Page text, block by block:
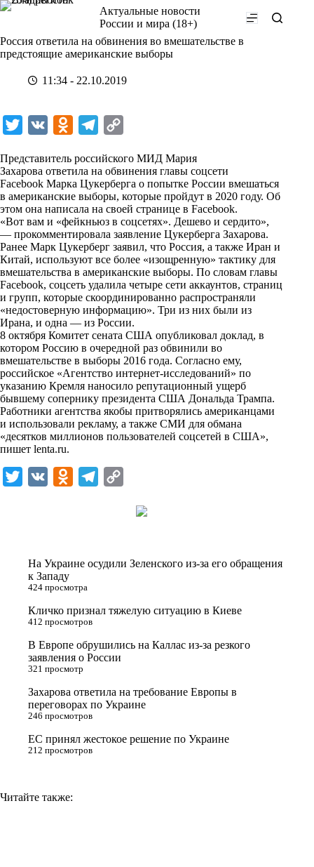
Перейти
Актуальные новости
России и мира (18+)
Россия ответила на обвинения во вмешательстве в
предстоящие американские выборы
11:34 - 22.10.2019
i
t
t
e
r
n
o
k
l
a
s
s
n
i
k
i
l
e
g
r
a
m
p
y
L
i
n
k
Представитель российского МИД Мария
Захарова ответила на обвинения главы соцсети
Facebook Марка Цукерберга о попытке России вмешаться
в американские выборы, которые пройдут в 2020 году. Об
этом она написала на своей странице в Facebook.
«Вот вам и «фейкньюз в соцсетях». Дешево и сердито»,
— прокомментировала заявление Цукерберга Захарова.
Ранее Марк Цукерберг заявил, что Россия, а также Иран и
Китай, используют все более «изощренную» тактику для
вмешательства в американские выборы. По словам главы
Facebook, соцсеть удалила четыре сети аккаунтов, страниц
и групп, которые скоординированно распространяли
«недостоверную информацию». Три из них были из
Ирана, и одна — из России.
8 октября Комитет сената США опубликовал доклад, в
котором Россию в очередной раз обвинили во
вмешательстве в выборы 2016 года. Согласно ему,
российское «Агентство интернет-исследований» по
указанию Кремля наносило репутационный ущерб
бывшему сопернику президента США Дональда Трампа.
Работники агентства якобы притворялись американцами
и использовали рекламу, а также СМИ для обмана
«десятков миллионов пользователей соцсетей в США»,
пишет lenta.ru.
a
s
n
i
k
i
m
k
На Украине осудили Зеленского из-за его обращения
к Западу
424 просмотра
Кличко признал тяжелую ситуацию в Киеве
412 просмотров
В Европе обрушились на Каллас из-за резкого
заявления о России
321 просмотр
Захарова ответила на требование Европы в
переговорах по Украине
246 просмотров
ЕС принял жестокое решение по Украине
212 просмотров
Читайте также: